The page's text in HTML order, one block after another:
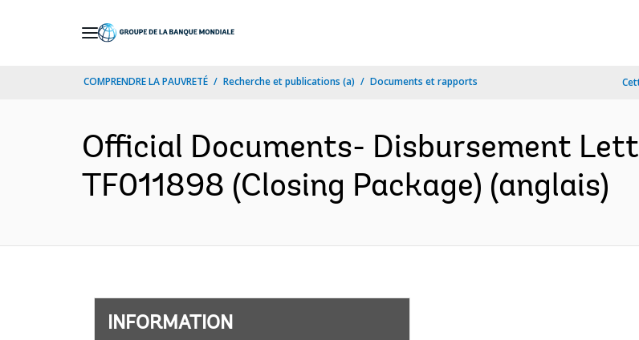
COMPRENDRE LA PAUVRETÉ Recherche et publications (a) Documents et rapports
Official Documents- Disbursement
TF011898 (Closing Package) (anglais)
INFORMATION